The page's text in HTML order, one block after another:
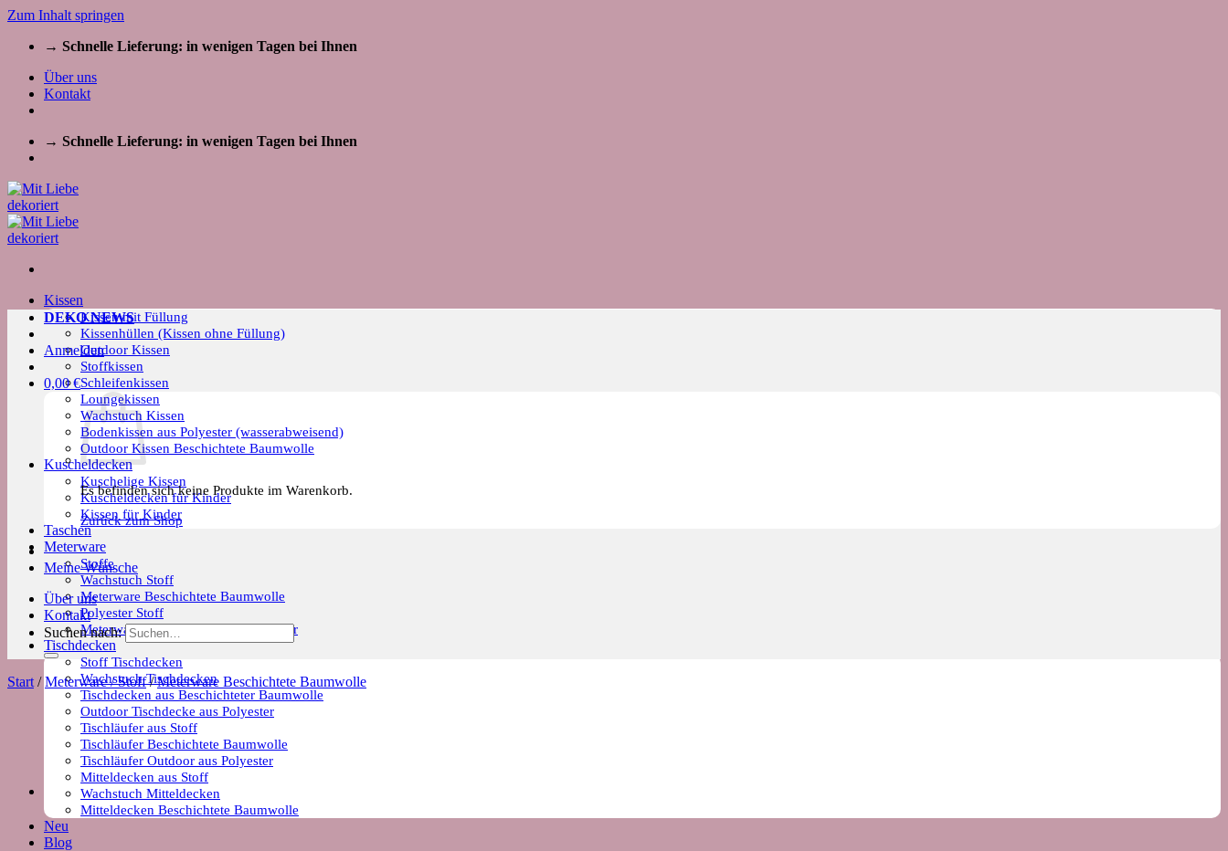
Zum Inhalt springen
→ Schnelle Lieferung: in wenigen Tagen bei Ihnen
Über uns
Kontakt
→ Schnelle Lieferung: in wenigen Tagen bei Ihnen
Kissen
Kissen mit Füllung
Kissenhüllen (Kissen ohne Füllung)
Outdoor Kissen
Stoffkissen
Schleifenkissen
Loungekissen
Wachstuch Kissen
Bodenkissen aus Polyester (wasserabweisend)
Outdoor Kissen Beschichtete Baumwolle
Kuscheldecken
Kuschelige Kissen
Kuscheldecken für Kinder
Kissen für Kinder
Taschen
Meterware
Stoffe
Wachstuch Stoff
Meterware Beschichtete Baumwolle
Polyester Stoff
Meterware Trends & Saisonale Muster
Tischdecken
Stoff Tischdecken
Wachstuch Tischdecken
Tischdecken aus Beschichteter Baumwolle
Outdoor Tischdecke aus Polyester
Tischläufer aus Stoff
Tischläufer Beschichtete Baumwolle
Tischläufer Outdoor aus Polyester
Mitteldecken aus Stoff
Wachstuch Mitteldecken
Mitteldecken Beschichtete Baumwolle
Neu
Blog
DEKO NEWS
Anmelden
0,00€
Es befinden sich keine Produkte im Warenkorb.
Zurück zum Shop
Meine Wünsche
Über uns
Kontakt
Suchen nach:
Start / Meterware / Stoff / Meterware Beschichtete Baumwolle